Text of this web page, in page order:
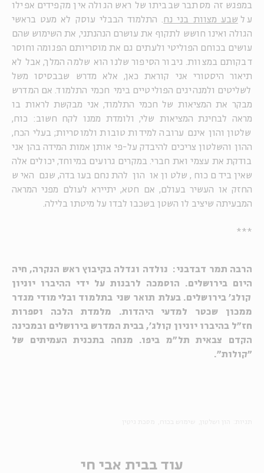
במפגש זה מסתבר שבביתו של ראש הגולה אין מקפידים אפילו
על שבע מצוות בני נח
. התלמוד הבבלי עוסק לא מעט בראשי
הגולה ואינו חושש לתקוף את עושרם הנהנתני, את השימוש שהם
עושים בכוחם הפוליטי ולעתים גם את מוסריותם הפגומה וחוסר
דבקותם במצוות. גיבור הסיפור שלנו הוא שלמה המלך, אבל לא
תיאור היסטורי אני קוראת כאן, אלא מדרש שבבסיסו משל
לשליטים ולמנהיגים הפוליטיים בימי חכמי התלמוד. אם המדרש
מבקר את המציאות של חכמי התלמוד, אני מבקשת לראות בו
מראה לבחינת המציאות שלי, ולומדת ממנו לקח חשוב: כוח,
שלטון והון אינם ערובה למידות טובות ולמוסריות; בעלי הכח,
ההון והשלטון צריכים להיבדק על-פי אותן אמות המידה בהן אני
בודקת את עצמי ואת חברי. במקרים גרועים במיוחד, יכולים אלה
שאין בידם כוח, שלטון או הון להתנחם בעובדה, שגם האיש
החזק או העשיר בעולם, אם חטא, יתיירא לעולם מפני המראה
המבעיתה שיציב לו השטן בשכבו לבדו על מיטתו בלילה.
***
הרבה תמר דבדבני: נולדה וגדלה בקיבוץ ראש הנקרה, חיה
היום בירושלים. הוסמכה לרבנות על ידי ההיברו יוניון
קולג' בירושלים. בעלת תואר שני בתלמוד ובלימודי מגדר
ממכון שכטר למדעי היהדות. מלמדת הלכה וספרות
חז"ל בהיברו יוניון קולג', בבית המדרש בירושלים ובמכינה
הקדם צבאית תל"מ ביפו. מנחה בתכנית העמיתים של
"קולות".
עוד בבית אבי חי